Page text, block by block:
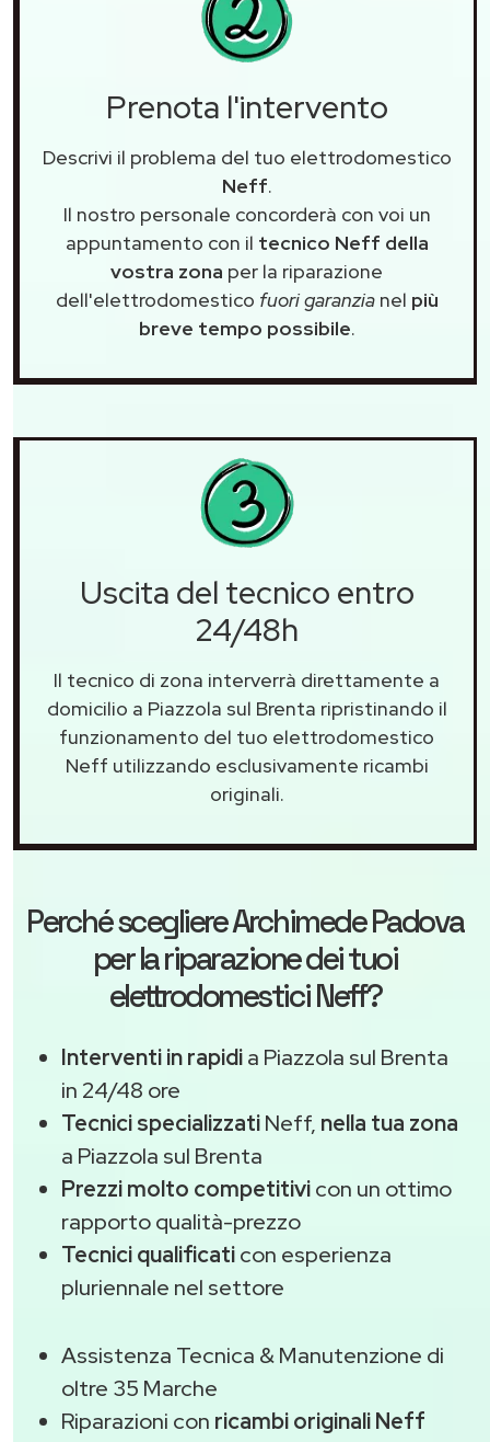
Prenota l'intervento
Descrivi il problema del tuo elettrodomestico
Neff.
Il nostro personale concorderà con voi un
appuntamento con il tecnico Neff della
vostra zona per la riparazione
dell'elettrodomestico fuori garanzianel più
breve tempo possibile.
Uscita del tecnico entro
24/48h
Il tecnico di zona interverrà direttamente a
domicilio a Piazzola sul Brenta ripristinando il
funzionamento del tuo elettrodomestico
Neff utilizzando esclusivamente ricambi
originali.
Perché scegliereArchimede Padova
per la riparazione dei tuoi
elettrodomestici Neff?
Interventi in rapidia Piazzola sul Brenta
in 24/48 ore
Tecnici specializzatiNeff, nella tua zona
a Piazzola sul Brenta
Prezzi molto competitivicon un ottimo
rapporto qualità-prezzo
Tecnici qualificaticon esperienza
pluriennale nel settore
Assistenza Tecnica & Manutenzione di
oltre 35 Marche
Riparazioni con ricambi originali Neff